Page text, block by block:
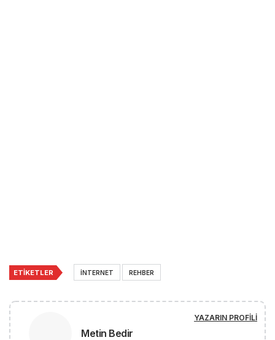
ETIKETLER INTERNET REHBER
Metin Bedir
YAZARIN PROFILI